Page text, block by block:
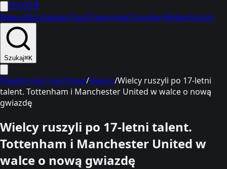
SPORT1
NewsyEkstraklasaTypyTransmisjeTransferyWideoSkróty
Szukaj⌘K
Wiadomości sportowe/Newsy/Wielcy ruszyli po 17-letni
talent. Tottenham i Manchester United w walce o nową
gwiazdę
Wielcy ruszyli po 17-letni talent.
Tottenham i Manchester United w
walce o nową gwiazdę